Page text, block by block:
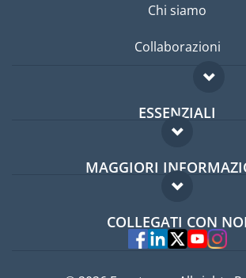
Chi siamo
Collaborazioni
ESSENZIALI
Forum per expat
Guida per expat
MAGGIORI
Domande frequenti
Esperti
COLLEGATI CON NOI